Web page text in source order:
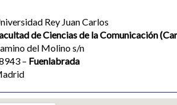
Rey Juan Carlos
de Ciencias de la Comunicación
del Molino s/n
– Fuenlabrada